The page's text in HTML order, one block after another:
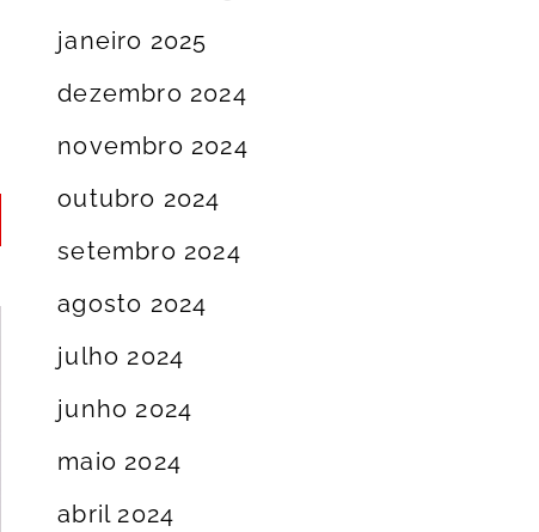
janeiro 2025
dezembro 2024
novembro 2024
outubro 2024
setembro 2024
agosto 2024
julho 2024
junho 2024
maio 2024
abril 2024